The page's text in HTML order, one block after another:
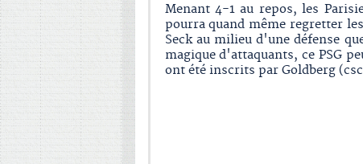
Menant 4-1 au repos, les
pourra quand même regretter
Seck au milieu d'une défense
magique d'attaquants, ce PSG
ont été inscrits par Goldberg